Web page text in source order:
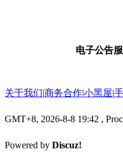
电子公告
关于我们|商务合作|小黑屋|
GMT+8, 2026-8-8 19:42 ,
Powered by Discuz!